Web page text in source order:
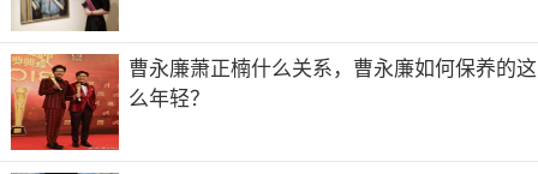
曹永廉萧正楠什么关系，曹永廉如何保养的这
么年轻？